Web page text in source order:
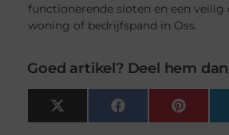
functionerende sloten en een veilig
woning of bedrijfspand in Oss.
Goed artikel? Deel hem
X
(Twitter)
Facebook